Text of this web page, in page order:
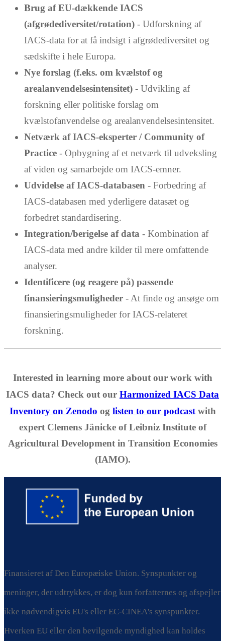
Brug af EU-dækkende IACS
(afgrødediversitet/rotation) - Udforskning af
IACS-data for at få indsigt i afgrødediversitet og
sædskifte i hele Europa.
Nye forslag (f.eks. om kvælstof og
arealanvendelsesintensitet) - Udvikling af
forskning eller politiske forslag om
kvælstofanvendelse og arealanvendelsesintensitet.
Netværk af IACS-eksperter / Community of
Practice - Opbygning af et netværk til udveksling
af viden og samarbejde om IACS-emner.
Udvidelse af IACS-databasen - Forbedring af
IACS-databasen med yderligere datasæt og
forbedret standardisering.
Integration/berigelse af data - Kombination af
IACS-data med andre kilder til mere omfattende
analyser.
Identificere (og reagere på) passende
finansieringsmuligheder - At finde og ansøge om
finansieringsmuligheder for IACS-relateret
forskning.
Interested in learning more about our work with
IACS data? Check out our Harmonized IACS Data
Inventory on Zenodo og listen to our podcastwith
expert Clemens Jänicke of Leibniz Institute of
Agricultural Development in Transition Economies
(IAMO).
Finansieret af Den Europæiske Union. Synspunkter og
meninger, der udtrykkes, er dog kun forfatternes og afspejler
ikke nødvendigvis EU's eller EC-CINEA's synspunkter.
Hverken EU eller den bevilgende myndighed kan holdes